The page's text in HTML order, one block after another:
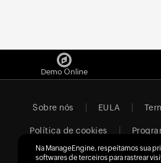
Demo Online
Sobre nós EULA
Política de cookies
Na ManageEngine, respeitamos sua
softwares de terceiros para rastrear